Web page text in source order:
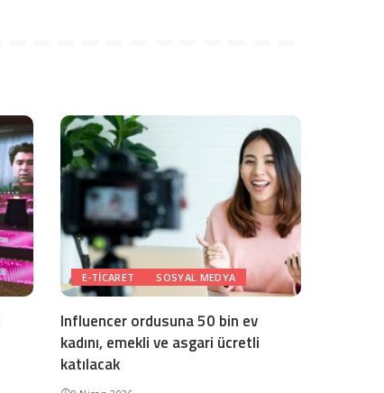
E-TICARET SOSYAL MEDYA
Influencer ordusuna 50 bin ev
kadını, emekli ve asgari ücretli
katılacak